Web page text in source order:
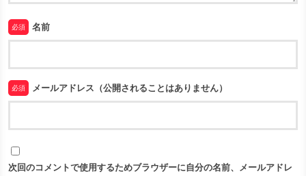
必須 名前
必須 メールアドレス（公開されることはありません）
次回のコメントで使用するためブラウザーに自分の名前、メールアドレ